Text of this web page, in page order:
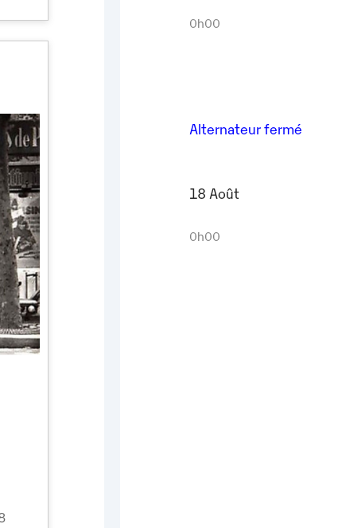
0h00
Alternateur fermé
18 Août
0h00